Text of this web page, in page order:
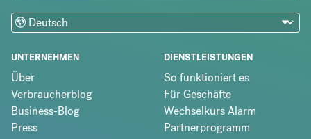
UNTERNEHMEN
Über
Verbraucherblog
Business-Blog
Press
DIENSTLEISTUNGEN
So funktioniert es
Für Geschäfte
Wechselkurs Alarm
Partnerprogramm